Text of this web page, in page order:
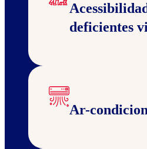
deficientes
Ar-